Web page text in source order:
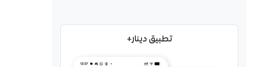
تطبيق دينار+